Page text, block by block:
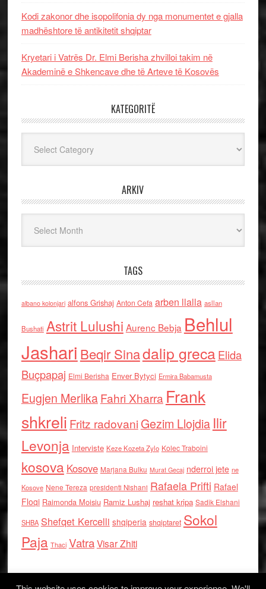
Kodi zakonor dhe isopolifonia dy nga monumentet e gjalla
madhështore të antikitetit shqiptar
Kryetari i Vatrës Dr. Elmi Berisha zhvilloi takim në
Akademinë e Shkencave dhe të Arteve të Kosovës
KATEGORITË
ARKIV
TAGS
albano kolonjari alfons Grishaj Anton Cefa arben llalla asllan
Bushati Astrit Lulushi Aurenc Bebja Behlul
Jashari Beqir Sinadalip grecaElida
Buçpapaj Elmi Berisha Enver Bytyci Ermira Babamusta
Eugjen MerlikaFahri Xharra Frank
shkreli Fritz radovaniGezim Llojdia Ilir
Levonja Interviste Keze Kozeta Zylo Kolec Traboini
kosova Kosove Marjana Bulku Murat Gecaj nderroi jete ne
Kosove Nene Tereza presidenti Nishani Rafaela Prifti Rafael
Floqi Raimonda Moisiu Ramiz Lushaj reshat kripa Sadik Elshani
SHBA Shefqet Kercelli shqiperia shqiptaret Sokol
Paja Thaci VatraVisar Zhiti